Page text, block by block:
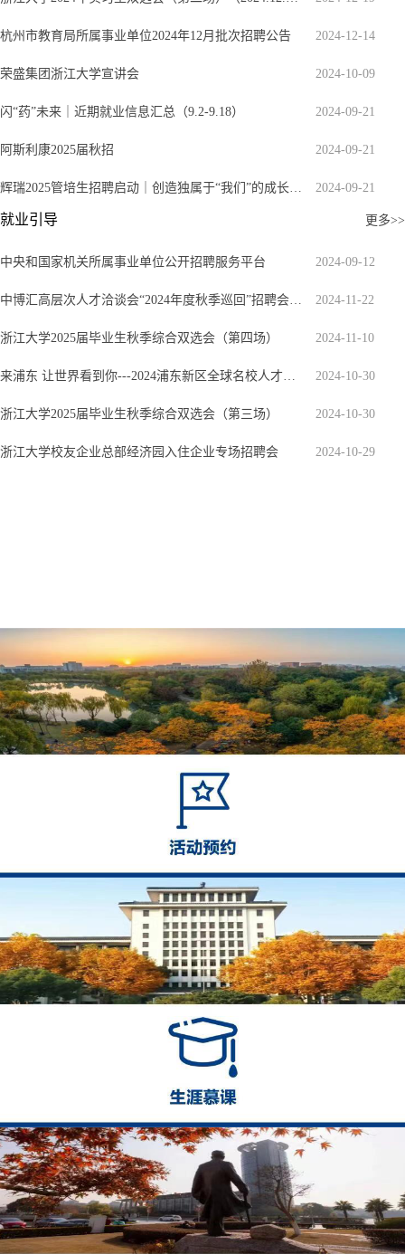
杭州市教育局所属事业单位2024年12月批次招聘公告 2024-12-14
荣盛集团浙江大学宣讲会 2024-10-09
闪“药”未来｜近期就业信息汇总（9.2-9.18） 2024-09-21
阿斯利康2025届秋招 2024-09-21
辉瑞2025管培生招聘启动｜创造独属于“我们”的成长形状 2024-09-21
就业引导 更多>>
中央和国家机关所属事业单位公开招聘服务平台 2024-09-12
中博汇高层次人才洽谈会“2024年度秋季巡回”招聘会—浙江大学硕博专场 2024-11-22
浙江大学2025届毕业生秋季综合双选会（第四场） 2024-11-10
来浦东让世界看到你---2024浦东新区全球名校人才直通车（浙江大学专场） 2024-10-30
浙江大学2025届毕业生秋季综合双选会（第三场） 2024-10-30
浙江大学校友企业总部经济园入住企业专场招聘会 2024-10-29